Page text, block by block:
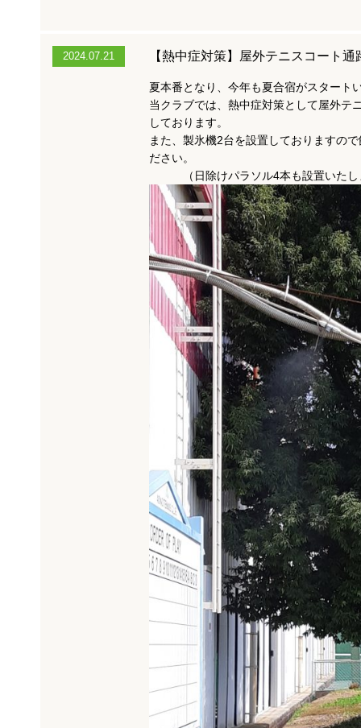
2024.07.21 【熱中症対策】屋外テニスコート
夏本番となり、今年も夏合宿がスタート
当クラブでは、熱中症対策として屋外テ
しております。
また、製氷機2台を設置しておりますの
ださい。
（日除けパラソル4本も設置いたし